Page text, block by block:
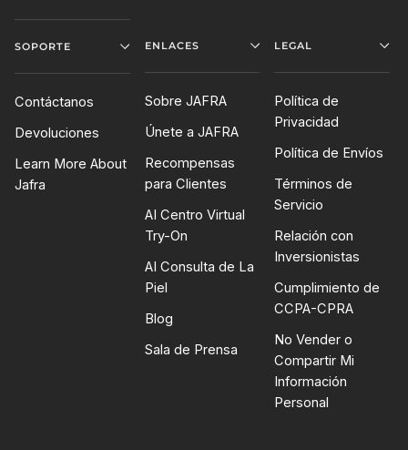
SOPORTE
Contáctanos
Devoluciones
Learn More About
Jafra
ENLACES
Sobre JAFRA
Únete a JAFRA
Recompensas
para Clientes
AI Centro Virtual
Try-On
AI Consulta de La
Piel
Blog
Sala de Prensa
LEGAL
Política de
Privacidad
Política de Envíos
Términos de
Servicio
Relación con
Inversionistas
Cumplimiento de
CCPA-CPRA
No Vender o
Compartir Mi
Información
Personal